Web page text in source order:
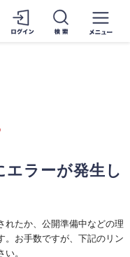
ラーが発生し
れたか、公開準備中などの理
。お手数ですが、下記のリン
。